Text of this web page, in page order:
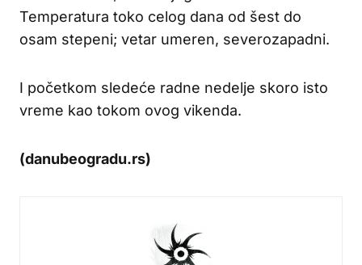
Temperatura toko celog dana od šest do
osam stepeni; vetar umeren, severozapadni.
I početkom sledeće radne nedelje skoro isto
vreme kao tokom ovog vikenda.
(danubeogradu.rs)